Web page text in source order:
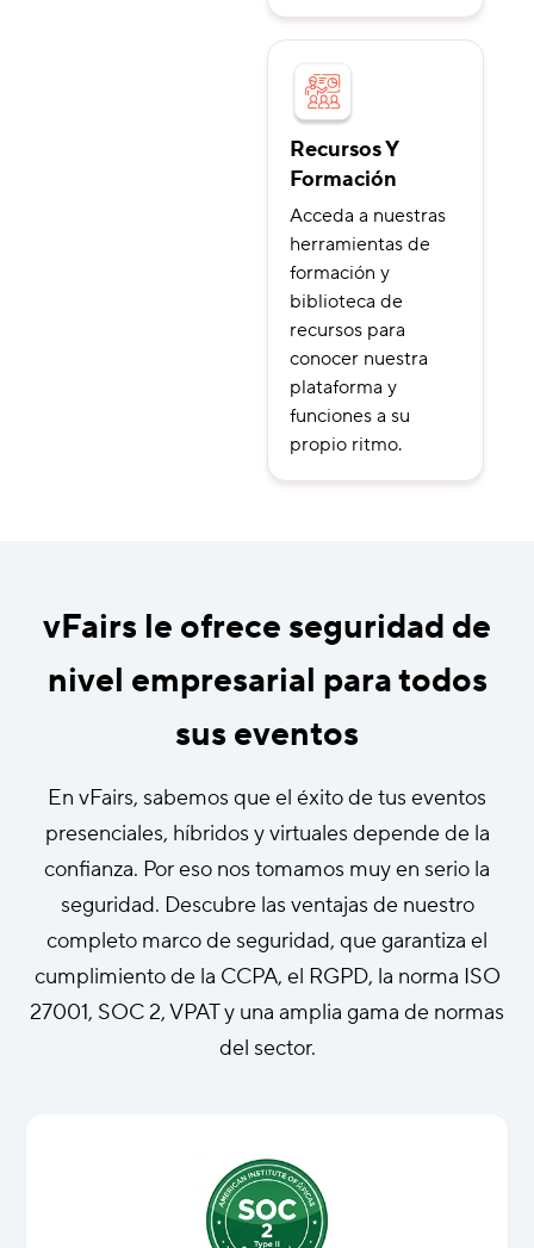
Recursos Y
Formación
Acceda a nuestras
herramientas de
formación y
biblioteca de
recursos para
conocer nuestra
plataforma y
funciones a su
propio ritmo.
vFairs le ofrece seguridad de
nivel empresarial para todos
sus eventos
En vFairs, sabemos que el éxito de tus eventos
presenciales, híbridos y virtuales depende de la
confianza. Por eso nos tomamos muy en serio la
seguridad. Descubre las ventajas de nuestro
completo marco de seguridad, que garantiza el
cumplimiento de la CCPA, el RGPD, la norma ISO
27001, SOC 2, VPAT y una amplia gama de normas
del sector.